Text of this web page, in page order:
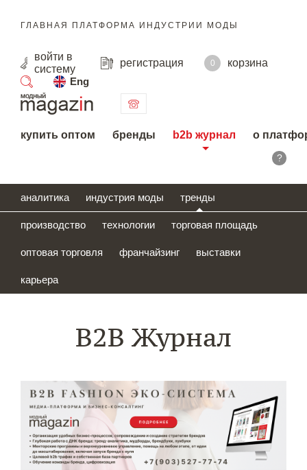
ГЛАВНАЯ ПЛАТФОРМА ИНДУСТРИИ МОДЫ
войти в
систему
регистрация 0
корзина
Eng
поиск
купить оптом бренды b2b журнал о
?
аналитика индустрия моды тренды
производство технологии торговая площадь
оптовая торговля франчайзинг выставки
карьера
B2B Журнал